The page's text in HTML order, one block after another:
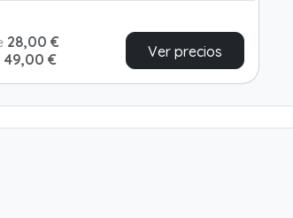
28,00 €
49,00 € Ver precios